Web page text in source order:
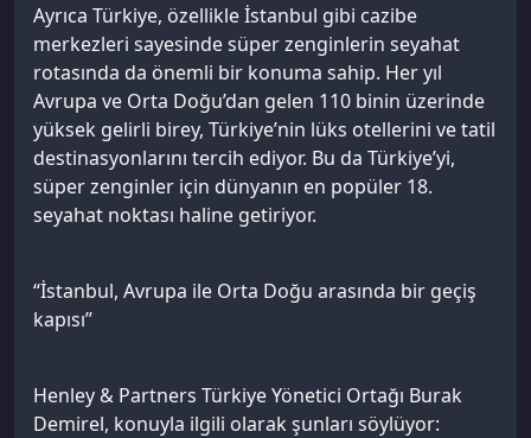
Ayrıca Türkiye, özellikle İstanbul gibi cazibe
merkezleri sayesinde süper zenginlerin seyahat
rotasında da önemli bir konuma sahip. Her yıl
Avrupa ve Orta Doğu’dan gelen 110 binin üzerinde
yüksek gelirli birey, Türkiye’nin lüks otellerini ve tatil
destinasyonlarını tercih ediyor. Bu da Türkiye’yi,
süper zenginler için dünyanın en popüler 18.
seyahat noktası haline getiriyor.
“İstanbul, Avrupa ile Orta Doğu arasında bir geçiş
kapısı”
Henley & Partners Türkiye Yönetici Ortağı Burak
Demirel, konuyla ilgili olarak şunları söylüyor: